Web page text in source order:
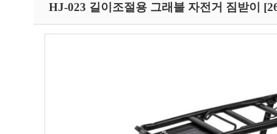
HJ-023 길이조절용 그래블 자전거 짐받이